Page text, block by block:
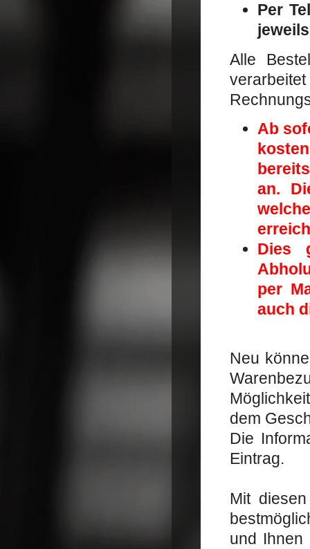
Per
Alle
Ab
an.
Dies
per
auch
Neu
dem
Die
Eintrag.
Mit
und Ihnen